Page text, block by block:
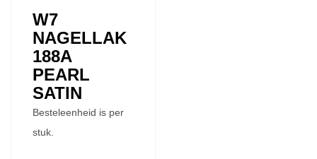
W7
NAGELLAK
188A
PEARL
SATIN
Besteleenheid is per
stuk.